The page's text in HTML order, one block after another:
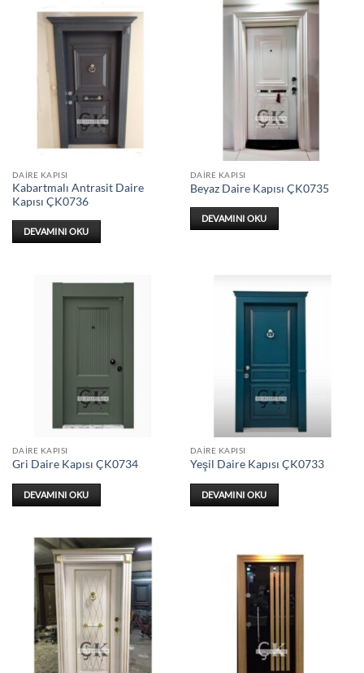
DAIRE KAPISI
Kabartmalı Antrasit Daire
Kapısı ÇK0736
DEVAMINI OKU
DAIRE KAPISI
Beyaz Daire Kapısı ÇK0735
DEVAMINI OKU
DAIRE KAPISI
Gri Daire Kapısı ÇK0734
DEVAMINI OKU
DAIRE KAPISI
Yeşil Daire Kapısı ÇK0733
DEVAMINI OKU